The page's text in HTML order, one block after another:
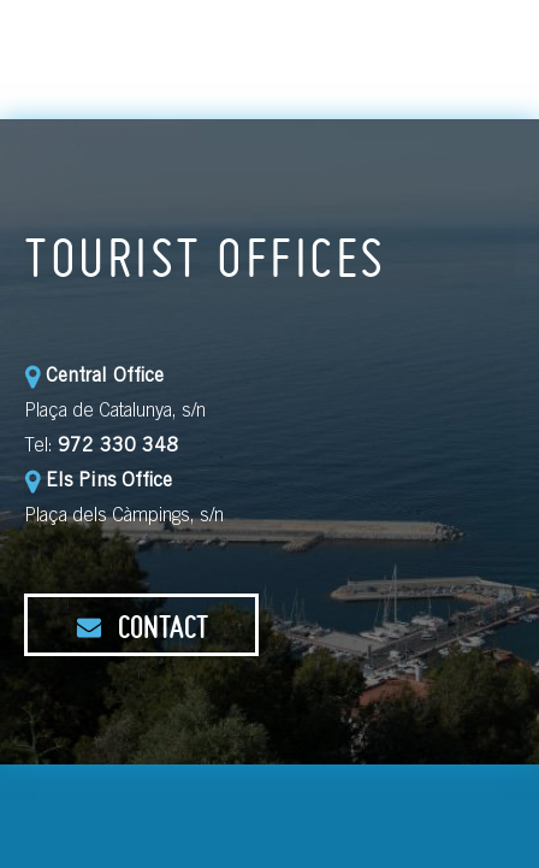
TOURIST OFFICES
Central Office
Plaça de Catalunya, s/n
Tel: 972 330 348
Els Pins Office
Plaça dels Càmpings, s/n
CONTACT